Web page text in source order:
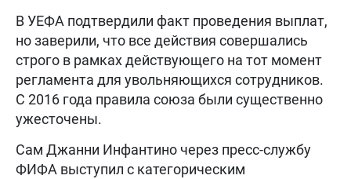
В УЕФА подтвердили факт проведения выплат,
но заверили, что все действия совершались
строго в рамках действующего на тот момент
регламента для увольняющихся сотрудников.
С 2016 года правила союза были существенно
ужесточены.
Сам Джанни Инфантино через пресс-службу
ФИФА выступил с категорическим